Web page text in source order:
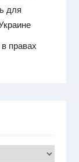
для
правах